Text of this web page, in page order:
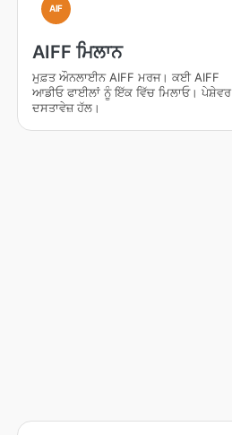
AIF
AIFF ਮਿਲਾਨ
ਮੁਫ਼ਤ ਔਨਲਾਈਨ AIFF ਮਰਜ। ਕਈ AIFF
ਆਡੀਓ ਫਾਈਲਾਂ ਨੂੰ ਇੱਕ ਵਿੱਚ ਮਿਲਾਓ। ਪੇਸ਼ੇਵਰ
ਦਸਤਾਵੇਜ਼ ਹੱਲ।